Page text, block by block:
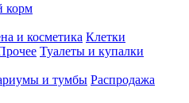
корм
и косметика Клетки
Туалеты и купалки
и тумбы Распродажа